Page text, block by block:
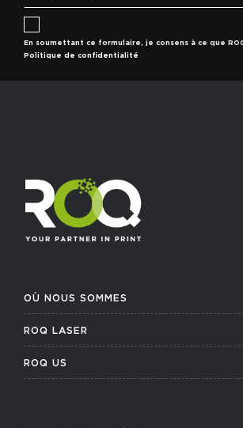
En soumettant ce formulaire, je consens à ce que
Politique de confidentialité
OÙ NOUS SOMMES
ROQ LASER
ROQ US